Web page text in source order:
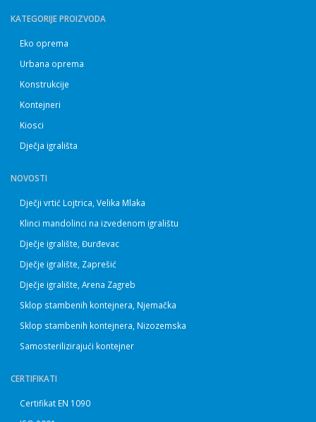
KATEGORIJE PROIZVODA
Eko oprema
Urbana oprema
Konstrukcije
Kontejneri
Kiosci
Dječja igrališta
NOVOSTI
Dječji vrtić Lojtrica, Velika Mlaka
Klinci mandolinci na izvedenom igralištu
Dječje igralište, Đurđevac
Dječje igralište, Zaprešić
Dječje igralište, Arena Zagreb
Sklop stambenih kontejnera, Njemačka
Sklop stambenih kontejnera, Nizozemska
Samosterilizirajući kontejner
CERTIFIKATI
Certifikat EN 1090